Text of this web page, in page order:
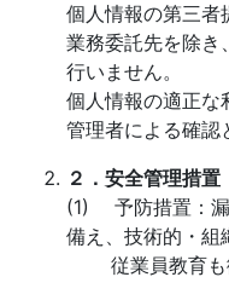
個人情報の第三者
業務委託先を除き
行いません。
個人情報の適正な
管理者による確認
２．安全管理措置
(1) 予防措置：漏
備え、技術的・組
従業員教育も